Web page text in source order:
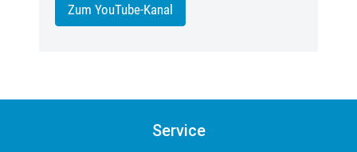
Zum YouTube-Kanal
Service